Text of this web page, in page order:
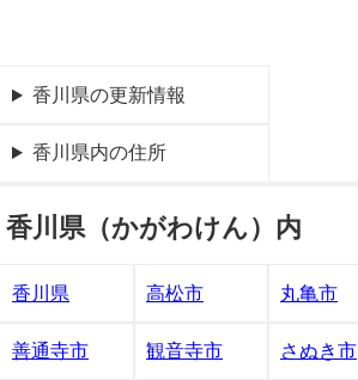
香川県の更新情報
香川県内の住所
香川県（かがわけん）内
香川県 高松市 丸亀市
善通寺市 観音寺市 さぬき市